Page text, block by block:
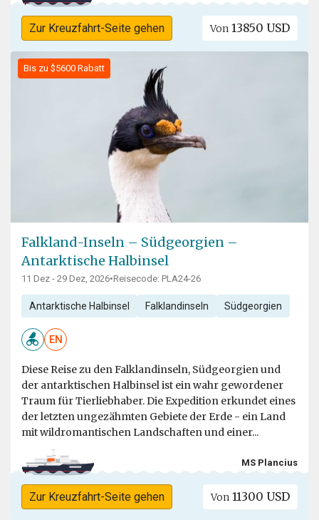
Zur Kreuzfahrt-Seite gehen Von 13850 USD
Bis zu $5600 Rabatt
Falkland-Inseln – Südgeorgien –
Antarktische Halbinsel
11 Dez - 29 Dez, 2026•Reisecode: PLA24-26
Antarktische Halbinsel Falklandinseln Südgeorgien
EN
Diese Reise zu den Falklandinseln, Südgeorgien und
der antarktischen Halbinsel ist ein wahr gewordener
Traum für Tierliebhaber. Die Expedition erkundet eines
der letzten ungezähmten Gebiete der Erde - ein Land
mit wildromantischen Landschaften und einer...
MS Plancius
Zur Kreuzfahrt-Seite gehen Von 11300 USD